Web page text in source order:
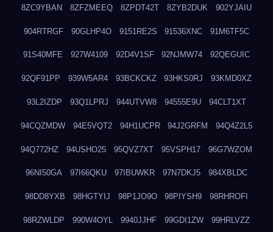
8ZC9YBAN 8ZFZMEEQ 8ZPDT42T 8ZYB2DUK 902YJAIU
904RTRGF 90GLHP4O 9151RE2S 91536XNC 91M6TF5C
91S40MFE 927W4109 92D4V1SF 92NJMW74 92QEGUIC
92QF91PP 939W5AR4 93BCKCKZ 93HKS0RJ 93KMD0XZ
93L2IZDP 93Q1LPRJ 944UTVW8 94555E9U 94CLT1XT
94CQZMDW 94E5VQT2 94H1UCPR 94J2GRFM 94Q4Z2L5
94Q772HZ 94USHO25 95QVZ7XT 95VSPH17 96G7WZOM
96NI50GA 97I66QKU 97IBUWKR 97N7DKJ5 984XBLDC
98DD8YXB 98HGTYIJ 98P1JO9O 98PIYSH9 98RHROFI
98RZWLDP 990W4OYL 9940JJHF 99GDI1ZW 99HRLVZZ